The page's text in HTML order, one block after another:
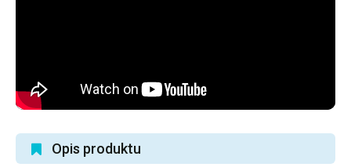
Opis produktu